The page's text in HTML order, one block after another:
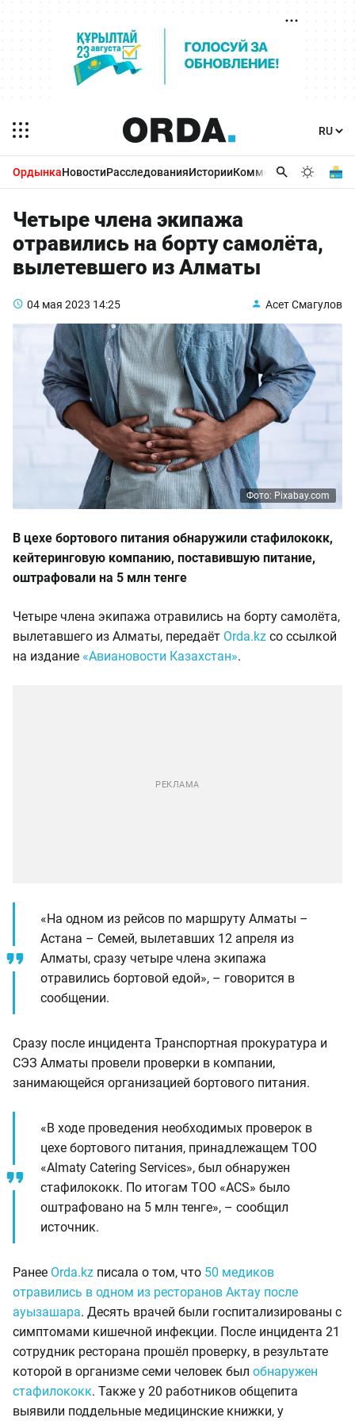
ОрдынкаНовостиРасследованияИсторииКомментарииБизнес
Четыре члена экипажа
отравились на борту самолёта,
вылетевшего из Алматы
04 мая 2023 14:25 Асет Смагулов
Фото: Pixabay.com
В цехе бортового питания обнаружили стафилококк,
кейтеринговую компанию, поставившую питание,
оштрафовали на 5 млн тенге
Четыре члена экипажа отравились на борту самолёта,
вылетавшего из Алматы, передаёт Orda.kz со ссылкой
на издание «Авиановости Казахстан».
«На одном из рейсов по маршруту Алматы –
Астана – Семей, вылетавших 12 апреля из
Алматы, сразу четыре члена экипажа
отравились бортовой едой», – говорится в
сообщении.
Сразу после инцидента Транспортная прокуратура и
СЭЗ Алматы провели проверки в компании,
занимающейся организацией бортового питания.
«В ходе проведения необходимых проверок в
цехе бортового питания, принадлежащем ТОО
«Almaty Catering Services», был обнаружен
стафилококк. По итогам ТОО «ACS» было
оштрафовано на 5 млн тенге», – сообщил
источник.
Ранее Orda.kz писала о том, что 50 медиков
отравились в одном из ресторанов Актау после
ауызашара. Десять врачей были госпитализированы с
симптомами кишечной инфекции. После инцидента 21
сотрудник ресторана прошёл проверку, в результате
которой в организме семи человек был обнаружен
стафилококк. Также у 20 работников общепита
выявили поддельные медицинские книжки, у